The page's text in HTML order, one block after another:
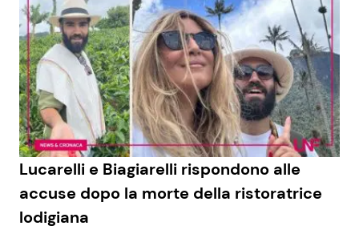
Lucarelli e Biagiarelli rispondono alle
accuse dopo la morte della ristoratrice
lodigiana